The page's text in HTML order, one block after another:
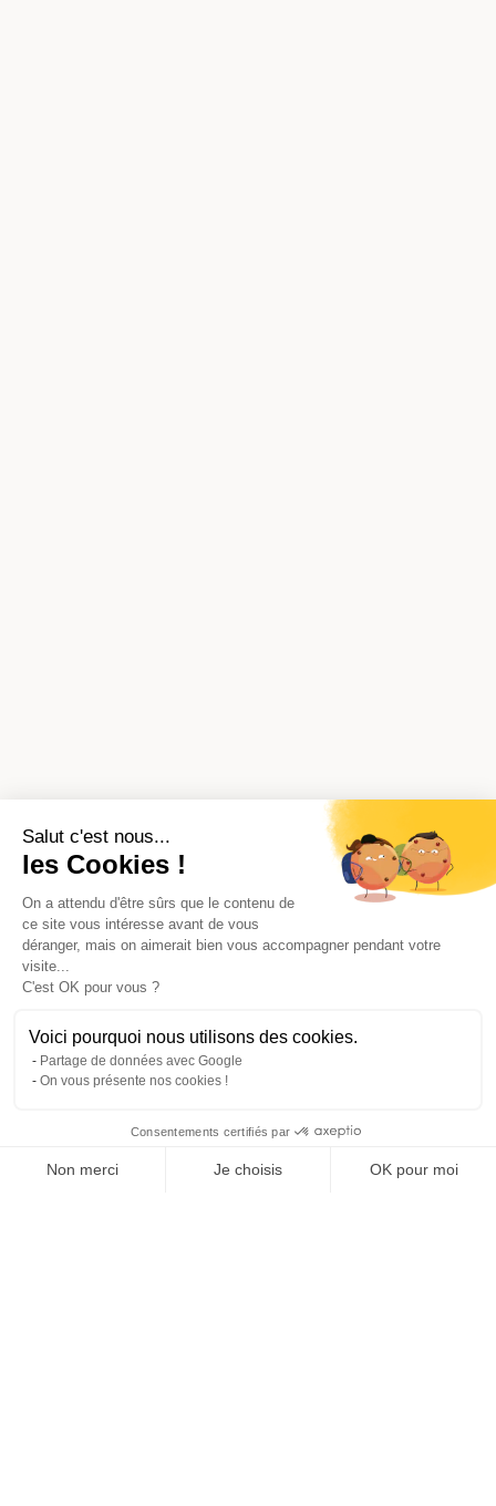
Salut c'est nous...
les Cookies !
On a attendu d'être sûrs que le contenu de
ce site vous intéresse avant de vous
déranger, mais on aimerait bien vous accompagner pendant votre
visite...
C'est OK pour vous ?
Voici pourquoi nous utilisons des cookies.
Partage de données avec Google
On vous présente nos cookies !
Consentements certifiés par
Non merci Je choisis OK pour moi